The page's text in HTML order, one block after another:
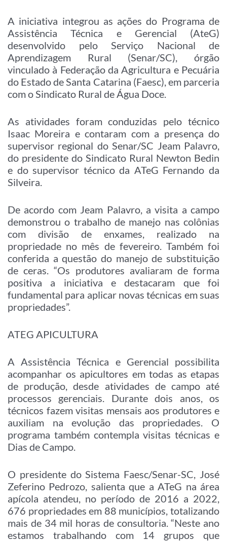
A iniciativa integrou as ações do Programa de
Assistência Técnica e Gerencial (AteG)
desenvolvido pelo Serviço Nacional de
Aprendizagem Rural (Senar/SC), órgão
vinculado à Federação da Agricultura e Pecuária
do Estado de Santa Catarina (Faesc), em parceria
com o Sindicato Rural de Água Doce.
As atividades foram conduzidas pelo técnico
Isaac Moreira e contaram com a presença do
supervisor regional do Senar/SC Jeam Palavro,
do presidente do Sindicato Rural Newton Bedin
e do supervisor técnico da ATeG Fernando da
Silveira.
De acordo com Jeam Palavro, a visita a campo
demonstrou o trabalho de manejo nas colônias
com divisão de enxames, realizado na
propriedade no mês de fevereiro. Também foi
conferida a questão do manejo de substituição
de ceras. “Os produtores avaliaram de forma
positiva a iniciativa e destacaram que foi
fundamental para aplicar novas técnicas em suas
propriedades”.
ATEG APICULTURA
A Assistência Técnica e Gerencial possibilita
acompanhar os apicultores em todas as etapas
de produção, desde atividades de campo até
processos gerenciais. Durante dois anos, os
técnicos fazem visitas mensais aos produtores e
auxiliam na evolução das propriedades. O
programa também contempla visitas técnicas e
Dias de Campo.
O presidente do Sistema Faesc/Senar-SC, José
Zeferino Pedrozo, salienta que a ATeG na área
apícola atendeu, no período de 2016 a 2022,
676 propriedades em 88 municípios, totalizando
mais de 34 mil horas de consultoria. “Neste ano
estamos trabalhando com 14 grupos que